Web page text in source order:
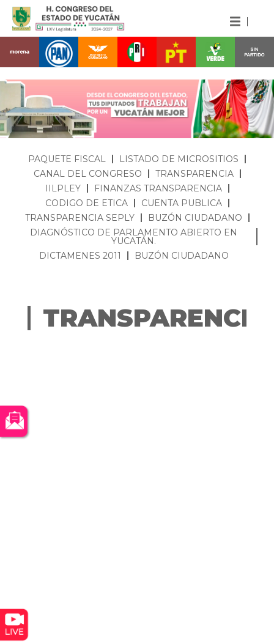
PAQUETE FISCAL
LISTADO DE MICROSITIOS
CANAL DEL CONGRESO
TRANSPARENCIA
IILPLEY
FINANZAS TRANSPARENCIA
CODIGO DE ETICA
CUENTA PUBLICA
TRANSPARENCIA SEPLY
BUZÓN CIUDADANO
DIAGNÓSTICO DE PARLAMENTO ABIERTO EN
YUCATÁN.
DICTAMENES 2011
BUZÓN CIUDADANO
TRANSPARENCIA